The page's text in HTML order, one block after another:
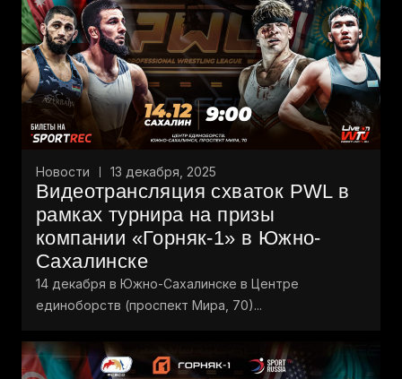
Новости 13 декабря, 2025
Видеотрансляция схваток PWL в
рамках турнира на призы
компании «Горняк-1» в Южно-
Сахалинске
14 декабря в Южно-Сахалинске в Центре
единоборств (проспект Мира, 70)...